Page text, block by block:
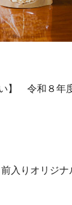
】 令和８年
入りオリジ